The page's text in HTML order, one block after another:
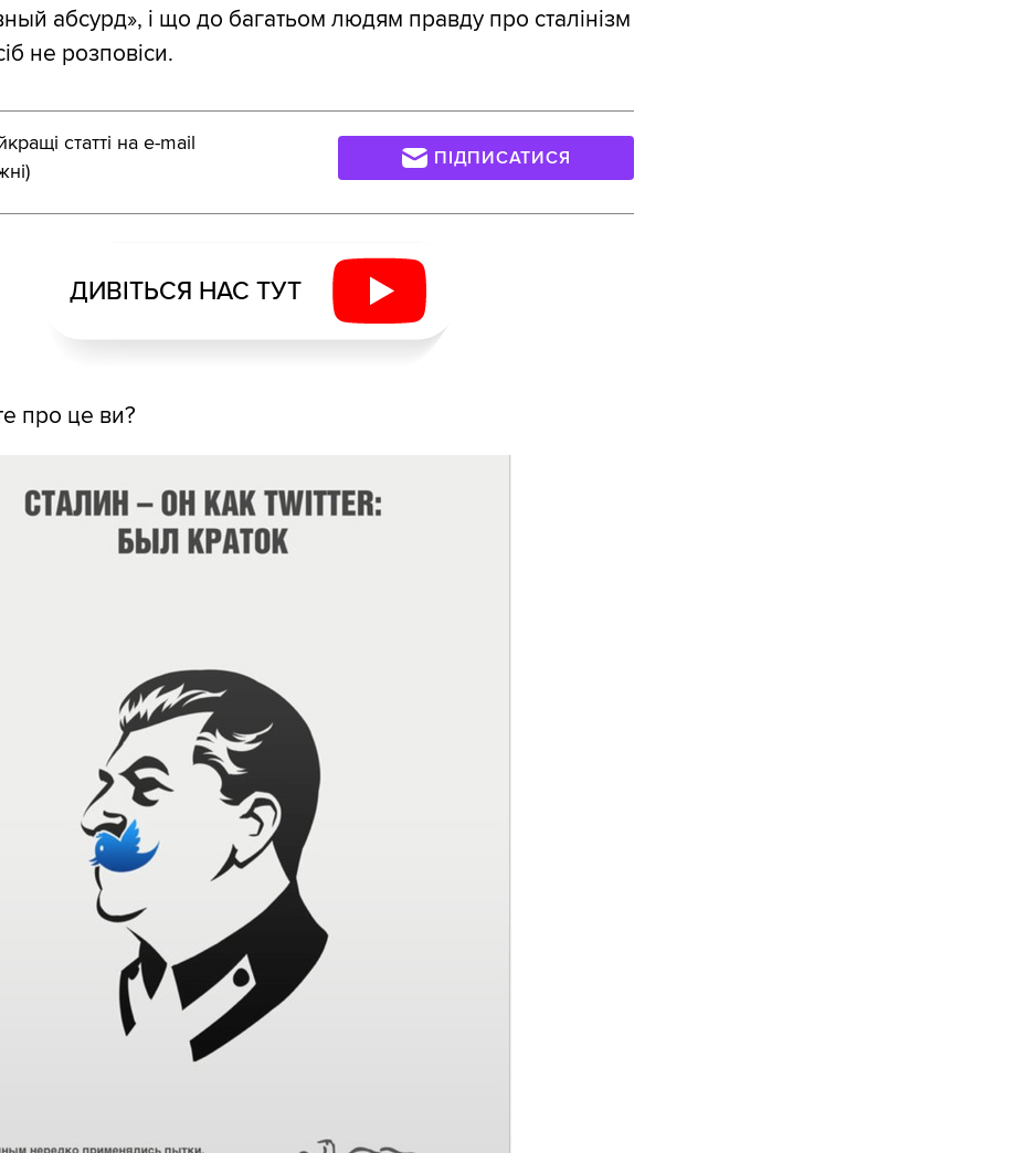
абсурд», і що до багатьом людям правду про сталінізм
не розповіси.
статті на e-mail
ПІДПИСАТИСЯ
ДИВІТЬСЯ НАС ТУТ
про це ви?